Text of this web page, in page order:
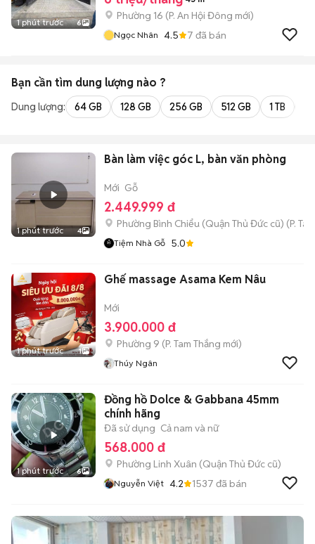
1 phút trước 6
Phường 16 (P. An Hội Đông mới)
Ngọc Nhân 4.5 7 đã bán
Bạn cần tìm dung lượng nào ?
Dung lượng: 64 GB 128 GB 256 GB 512 GB 1 TB
1 phút trước 4
Bàn làm việc góc L, bàn văn phòng
Mới Gỗ
2.449.999 đ
Phường Bình Chiểu (Quận Thủ Đức cũ) (P.
Tiệm Nhà Gỗ 5.0
1 phút trước 1
Ghế massage Asama Kem Nâu
Mới
3.900.000 đ
Phường 9 (P. Tam Thắng mới)
Thúy Ngân
1 phút trước 6
Đồng hồ Dolce & Gabbana 45mm
chính hãng
Đã sử dụng Cả nam và nữ
568.000 đ
Phường Linh Xuân (Quận Thủ Đức cũ)
Nguyễn Việt 4.2 1537 đã bán